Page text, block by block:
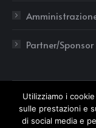
Partner/Sponsor
Utilizziamo i
sulle prestazioni e
di social media e